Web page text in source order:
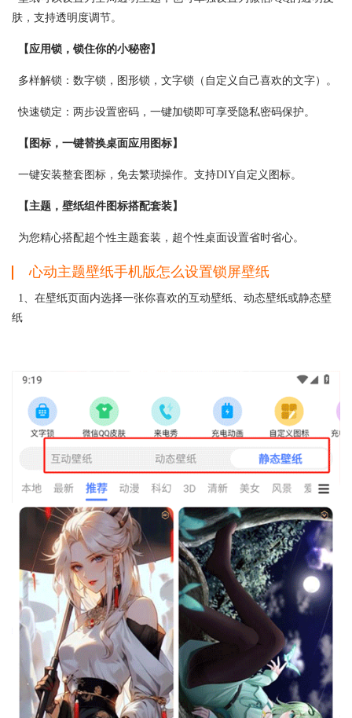
肤，支持透明度调节。
【应用锁，锁住你的小秘密】
多样解锁：数字锁，图形锁，文字锁（自定义自己喜欢的文字）。
快速锁定：两步设置密码，一键加锁即可享受隐私密码保护。
【图标，一键替换桌面应用图标】
一键安装整套图标，免去繁琐操作。支持DIY自定义图标。
【主题，壁纸组件图标搭配套装】
为您精心搭配超个性主题套装，超个性桌面设置省时省心。
心动主题壁纸手机版怎么设置锁屏壁纸
1、在壁纸页面内选择一张你喜欢的互动壁纸、动态壁纸或静态壁
纸